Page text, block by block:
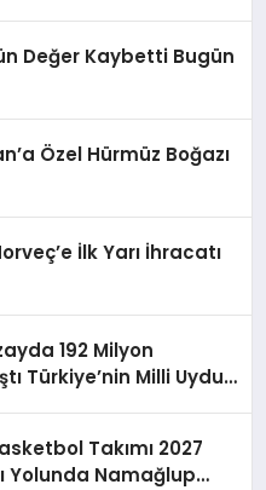
Değer Kaybetti Bugün
Özel Hürmüz Boğazı
İlk Yarı İhracatı
192 Milyon
Türkiye’nin Milli Uydu
Takımı 2027
Yolunda Namağlup